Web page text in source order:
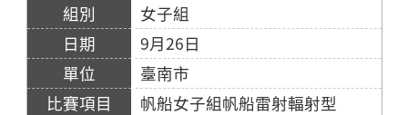
女子組
9月26日
臺南市
帆船女子組帆船雷射輻射型